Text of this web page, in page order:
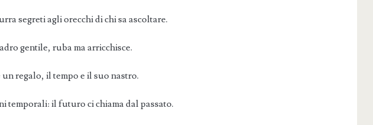
segreti agli orecchi di chi sa ascoltare.
gentile, ruba ma arricchisce.
regalo, il tempo e il suo nastro.
temporali: il futuro ci chiama dal passato.